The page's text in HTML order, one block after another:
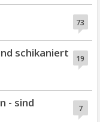
73
19
schikaniert
7
- sind